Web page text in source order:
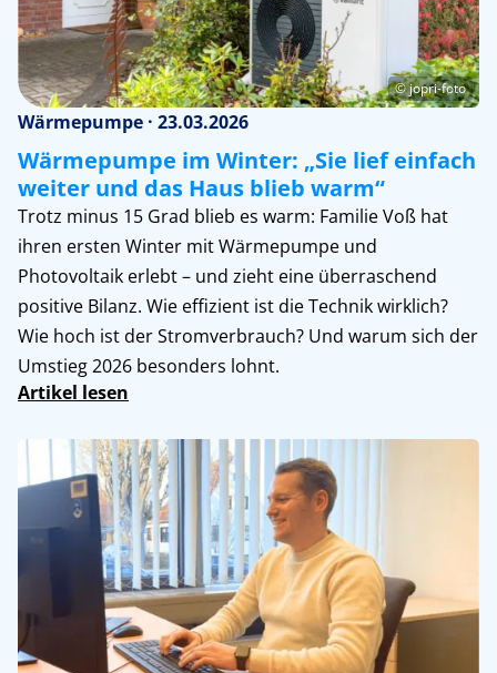
© jopri-foto
Wärmepumpe · 23.03.2026
Wärmepumpe im Winter: „Sie lief einfach
weiter und das Haus blieb warm“
Trotz minus 15 Grad blieb es warm: Familie Voß hat
ihren ersten Winter mit Wärmepumpe und
Photovoltaik erlebt – und zieht eine überraschend
positive Bilanz. Wie effizient ist die Technik wirklich?
Wie hoch ist der Stromverbrauch? Und warum sich der
Umstieg 2026 besonders lohnt.
Artikel lesen